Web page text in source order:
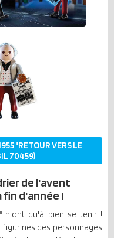
"RETOUR VERS LE
70459)
de l'avent
fin d'année !
n'ont qu'à bien se tenir !
des personnages